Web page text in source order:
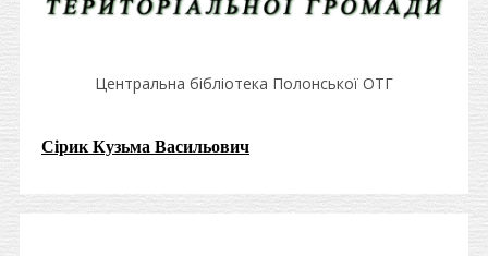
Центральна бібліотека Полонської ОТГ
Сірик Кузьма Васильович